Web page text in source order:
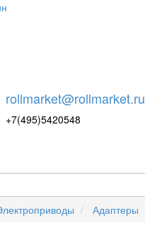
rollmarket@rollmarket.ru
+7(495)5420548
Адаптеры